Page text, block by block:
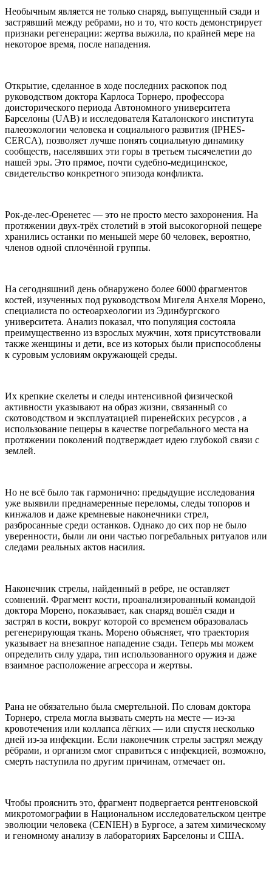
Необычным является не только снаряд, выпущенный сзади и
застрявший между ребрами, но и то, что кость демонстрирует
признаки регенерации: жертва выжила, по крайней мере на
некоторое время, после нападения.
Открытие, сделанное в ходе последних раскопок под
руководством доктора Карлоса Торнеро, профессора
доисторического периода Автономного университета
Барселоны (UAB) и исследователя Каталонского института
палеоэкологии человека и социального развития (IPHES-
CERCA), позволяет лучше понять социальную динамику
сообществ, населявших эти горы в третьем тысячелетии до
нашей эры. Это прямое, почти судебно-медицинское,
свидетельство конкретного эпизода конфликта.
Рок-де-лес-Оренетес — это не просто место захоронения. На
протяжении двух-трёх столетий в этой высокогорной пещере
хранились останки по меньшей мере 60 человек, вероятно,
членов одной сплочённой группы.
На сегодняшний день обнаружено более 6000 фрагментов
костей, изученных под руководством Мигеля Анхеля Морено,
специалиста по остеоархеологии из Эдинбургского
университета. Анализ показал, что популяция состояла
преимущественно из взрослых мужчин, хотя присутствовали
также женщины и дети, все из которых были приспособлены
к суровым условиям окружающей среды.
Их крепкие скелеты и следы интенсивной физической
активности указывают на образ жизни, связанный со
скотоводством и эксплуатацией пиренейских ресурсов , а
использование пещеры в качестве погребального места на
протяжении поколений подтверждает идею глубокой связи с
землей.
Но не всё было так гармонично: предыдущие исследования
уже выявили преднамеренные переломы, следы топоров и
кинжалов и даже кремневые наконечники стрел,
разбросанные среди останков. Однако до сих пор не было
уверенности, были ли они частью погребальных ритуалов или
следами реальных актов насилия.
Наконечник стрелы, найденный в ребре, не оставляет
сомнений. Фрагмент кости, проанализированный командой
доктора Морено, показывает, как снаряд вошёл сзади и
застрял в кости, вокруг которой со временем образовалась
регенерирующая ткань. Морено объясняет, что траектория
указывает на внезапное нападение сзади. Теперь мы можем
определить силу удара, тип использованного оружия и даже
взаимное расположение агрессора и жертвы.
Рана не обязательно была смертельной. По словам доктора
Торнеро, стрела могла вызвать смерть на месте — из-за
кровотечения или коллапса лёгких — или спустя несколько
дней из-за инфекции. Если наконечник стрелы застрял между
рёбрами, и организм смог справиться с инфекцией, возможно,
смерть наступила по другим причинам, отмечает он.
Чтобы прояснить это, фрагмент подвергается рентгеновской
микротомографии в Национальном исследовательском центре
эволюции человека (CENIEH) в Бургосе, а затем химическому
и геномному анализу в лабораториях Барселоны и США.